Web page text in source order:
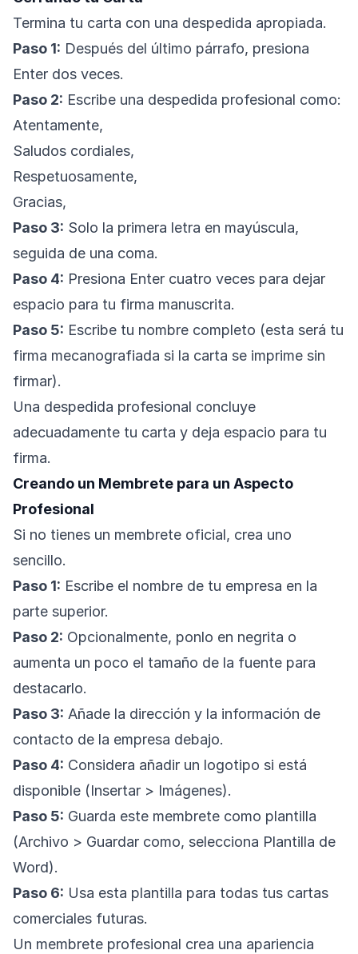
Termina tu carta con una despedida apropiada.
Paso 1: Después del último párrafo, presiona
Enter dos veces.
Paso 2: Escribe una despedida profesional como:
Atentamente,
Saludos cordiales,
Respetuosamente,
Gracias,
Paso 3: Solo la primera letra en mayúscula,
seguida de una coma.
Paso 4: Presiona Enter cuatro veces para dejar
espacio para tu firma manuscrita.
Paso 5: Escribe tu nombre completo (esta será tu
firma mecanografiada si la carta se imprime sin
firmar).
Una despedida profesional concluye
adecuadamente tu carta y deja espacio para tu
firma.
Creando un Membrete para un Aspecto
Profesional
Si no tienes un membrete oficial, crea uno
sencillo.
Paso 1: Escribe el nombre de tu empresa en la
parte superior.
Paso 2: Opcionalmente, ponlo en negrita o
aumenta un poco el tamaño de la fuente para
destacarlo.
Paso 3: Añade la dirección y la información de
contacto de la empresa debajo.
Paso 4: Considera añadir un logotipo si está
disponible (Insertar > Imágenes).
Paso 5: Guarda este membrete como plantilla
(Archivo > Guardar como, selecciona Plantilla de
Word).
Paso 6: Usa esta plantilla para todas tus cartas
comerciales futuras.
Un membrete profesional crea una apariencia